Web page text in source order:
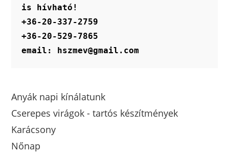
is hívható!
+36-20-337-2759
+36-20-529-7865
email: hszmev@gmail.com
Anyák napi kínálatunk
Cserepes virágok - tartós készítmények
Karácsony
Nőnap